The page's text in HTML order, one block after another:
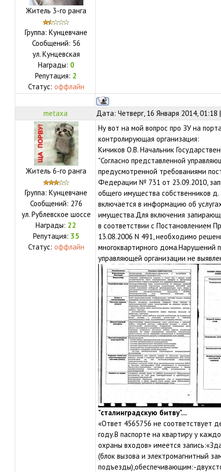
Житель 3-го ранга
Группа: Кунцевчане
Сообщений: 56
ул. Кунцевская
Награды: 0
Репутация: 2
Статус: оффлайн
metaxa Дата: Четверг, 16 Января 2014,
Житель 6-го ранга
Группа: Кунцевчане
Сообщений: 276
ул. Рублевское шоссе
Награды: 22
Репутация: 35
Статус: оффлайн
Ну вот на мой вопрос про ЗУ на
контролирующая организация:
Кичиков О.В. Начальник
"Согласно представленной
предусмотренной требованиями
Федерации № 731 от 23.09.2010,
общего имущества собственников
включается в информацию об
имущества.Для включения
в соответствии с Постановлением
13.08.2006 N 491, необходимо
многоквартирного дома.Нарушений
управляющей организации не
"сталинградскую битву"...
«Ответ 4565756 не соответствует
году.В паспорте на квартиру у
охраны входов» имеется
(блок вызова и электромагнитный
подъезды),обеспечивающим:-